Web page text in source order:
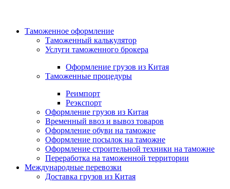
Таможенное оформление
Таможенный калькулятор
Услуги таможенного брокера
Оформление грузов из Китая
Таможенные процедуры
Реимпорт
Реэкспорт
Оформление грузов из Китая
Временный ввоз и вывоз товаров
Оформление обуви на таможне
Оформление посылок на таможне
Оформление строительной техники на таможне
Переработка на таможенной территории
Международные перевозки
Доставка грузов из Китая